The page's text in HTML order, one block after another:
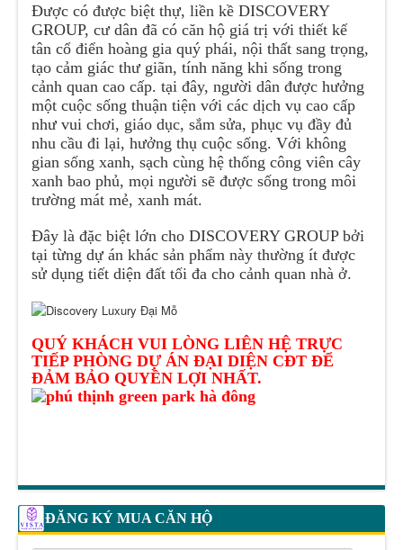
Được có được biệt thự, liền kề DISCOVERY
GROUP, cư dân đã có căn hộ giá trị với thiết kế
tân cổ điển hoàng gia quý phái, nội thất sang trọng,
tạo cảm giác thư giãn, tính năng khi sống trong
cảnh quan cao cấp. tại đây, người dân được hưởng
một cuộc sống thuận tiện với các dịch vụ cao cấp
như vui chơi, giáo dục, sắm sửa, phục vụ đầy đủ
nhu cầu đi lại, hưởng thụ cuộc sống. Với không
gian sống xanh, sạch cùng hệ thống công viên cây
xanh bao phủ, mọi người sẽ được sống trong môi
trường mát mẻ, xanh mát.
Đây là đặc biệt lớn cho DISCOVERY GROUP bởi
tại từng dự án khác sản phẩm này thường ít được
sử dụng tiết diện đất tối đa cho cảnh quan nhà ở.
QUÝ KHÁCH VUI LÒNG LIÊN HỆ TRỰC
TIẾP PHÒNG DỰ ÁN ĐẠI DIỆN CĐT ĐỂ
ĐẢM BẢO QUYỀN LỢI NHẤT.
ĐĂNG KÝ MUA CĂN HỘ